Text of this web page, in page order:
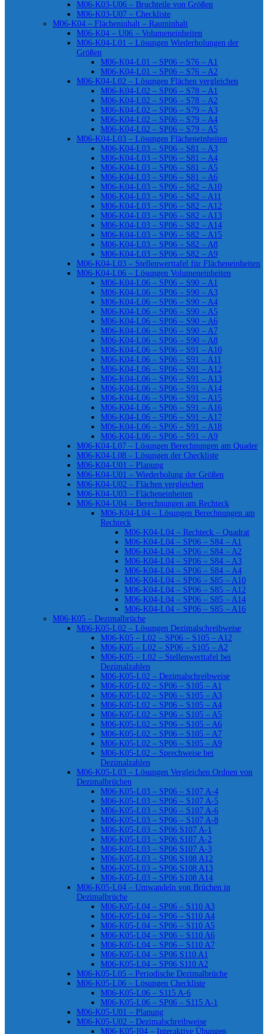
M06-K03-U06 – Bruchteile von Größen
M06-K03-U07 – Checkliste
M06-K04 – Flächeninhalt – Rauminhalt
M06-K04 – U06 – Volumeneinheiten
M06-K04-L01 – Lösungen Wiederholungen der
Größen
M06-K04-L01 – SP06 – S76 – A1
M06-K04-L01 – SP06 – S76 – A2
M06-K04-L02 – Lösungen Flächen vergleichen
M06-K04-L02 – SP06 – S78 – A1
M06-K04-L02 – SP06 – S78 – A2
M06-K04-L02 – SP06 – S79 – A3
M06-K04-L02 – SP06 – S79 – A4
M06-K04-L02 – SP06 – S79 – A5
M06-K04-L03 – Lösungen Flächeneinheiten
M06-K04-L03 – SP06 – S81 – A3
M06-K04-L03 – SP06 – S81 – A4
M06-K04-L03 – SP06 – S81 – A5
M06-K04-L03 – SP06 – S81 – A6
M06-K04-L03 – SP06 – S82 – A10
M06-K04-L03 – SP06 – S82 – A11
M06-K04-L03 – SP06 – S82 – A12
M06-K04-L03 – SP06 – S82 – A13
M06-K04-L03 – SP06 – S82 – A14
M06-K04-L03 – SP06 – S82 – A15
M06-K04-L03 – SP06 – S82 – A8
M06-K04-L03 – SP06 – S82 – A9
M06-K04-L03 – Stellenwerttafel für Flächeneinheiten
M06-K04-L06 – Lösungen Volumeneinheiten
M06-K04-L06 – SP06 – S90 – A1
M06-K04-L06 – SP06 – S90 – A3
M06-K04-L06 – SP06 – S90 – A4
M06-K04-L06 – SP06 – S90 – A5
M06-K04-L06 – SP06 – S90 – A6
M06-K04-L06 – SP06 – S90 – A7
M06-K04-L06 – SP06 – S90 – A8
M06-K04-L06 – SP06 – S91 – A10
M06-K04-L06 – SP06 – S91 – A11
M06-K04-L06 – SP06 – S91 – A12
M06-K04-L06 – SP06 – S91 – A13
M06-K04-L06 – SP06 – S91 – A14
M06-K04-L06 – SP06 – S91 – A15
M06-K04-L06 – SP06 – S91 – A16
M06-K04-L06 – SP06 – S91 – A17
M06-K04-L06 – SP06 – S91 – A18
M06-K04-L06 – SP06 – S91 – A9
M06-K04-L07 – Lösungen Berechnungen am Quader
M06-K04-L08 – Lösungen der Checkliste
M06-K04-U01 – Planung
M06-K04-U01 – Wiederholung der Größen
M06-K04-U02 – Flächen vergleichen
M06-K04-U03 – Flächeneinheiten
M06-K04-U04 – Berechnungen am Rechteck
M06-K04-L04 – Lösungen Berechnungen am
Rechteck
M06-K04-L04 – Rechteck – Quadrat
M06-K04-L04 – SP06 – S84 – A1
M06-K04-L04 – SP06 – S84 – A2
M06-K04-L04 – SP06 – S84 – A3
M06-K04-L04 – SP06 – S84 – A4
M06-K04-L04 – SP06 – S85 – A10
M06-K04-L04 – SP06 – S85 – A12
M06-K04-L04 – SP06 – S85 – A14
M06-K04-L04 – SP06 – S85 – A16
M06-K05 – Dezimalbrüche
M06-K05-L02 – Lösungen Dezimalschreibweise
M06-K05 – L02 – SP06 – S105 – A12
M06-K05 – L02 – SP06 – S105 – A2
M06-K05 – L02 – Stellenwerttafel bei
Dezimalzahlen
M06-K05-L02 – Dezimalschreibweise
M06-K05-L02 – SP06 – S105 – A1
M06-K05-L02 – SP06 – S105 – A3
M06-K05-L02 – SP06 – S105 – A4
M06-K05-L02 – SP06 – S105 – A5
M06-K05-L02 – SP06 – S105 – A6
M06-K05-L02 – SP06 – S105 – A7
M06-K05-L02 – SP06 – S105 – A9
M06-K05-L02 – Sprechweise bei
Dezimalzahlen
M06-K05-L03 – Lösungen Vergleichen Ordnen von
Dezimalbrüchen
M06-K05-L03 – SP06 – S107 A-4
M06-K05-L03 – SP06 – S107 A-5
M06-K05-L03 – SP06 – S107 A-6
M06-K05-L03 – SP06 – S107 A-8
M06-K05-L03 – SP06 S107 A-1
M06-K05-L03 – SP06 S107 A-2
M06-K05-L03 – SP06 S107 A-3
M06-K05-L03 – SP06 S108 A12
M06-K05-L03 – SP06 S108 A13
M06-K05-L03 – SP06 S108 A14
M06-K05-L04 – Umwandeln von Brüchen in
Dezimalbrüche
M06-K05-L04 – SP06 – S110 A3
M06-K05-L04 – SP06 – S110 A4
M06-K05-L04 – SP06 – S110 A5
M06-K05-L04 – SP06 – S110 A6
M06-K05-L04 – SP06 – S110 A7
M06-K05-L04 – SP06 S110 A1
M06-K05-L04 – SP06 S110 A2
M06-K05-L05 – Periodische Dezimalbrüche
M06-K05-L06 – Lösungen Checkliste
M06-K05-L06 – S115 A-6
M06-K05-L06 – SP06 – S115 A-1
M06-K05-U01 – Planung
M06-K05-U02 – Dezimalschreibweise
M06-K05-I04 – Interaktive Übungen